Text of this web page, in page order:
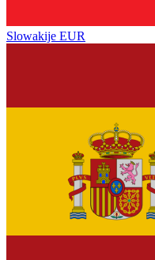
Slowakije EUR